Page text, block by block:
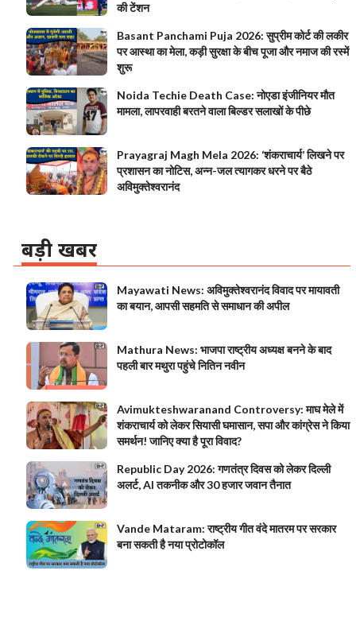
की टेंशन
Basant Panchami Puja 2026: सुप्रीम कोर्ट की लकीर
पर आस्था का मेला, कड़ी सुरक्षा के बीच पूजा और नमाज की रस्में
शुरू
Noida Techie Death Case: नोएडा इंजीनियर मौत
मामला, लापरवाही बरतने वाला बिल्डर सलाखों के पीछे
Prayagraj Magh Mela 2026: ‘शंकराचार्य’ लिखने पर
प्रशासन का नोटिस, अन्न-जल त्यागकर धरने पर बैठे
अविमुक्तेश्वरानंद
बड़ी खबर
Mayawati News: अविमुक्तेश्वरानंद विवाद पर मायावती
का बयान, आपसी सहमति से समाधान की अपील
Mathura News: भाजपा राष्ट्रीय अध्यक्ष बनने के बाद
पहली बार मथुरा पहुंचे नितिन नवीन
Avimukteshwaranand Controversy: माघ मेले में
शंकराचार्य को लेकर सियासी घमासान, सपा और कांग्रेस ने किया
समर्थन! जानिए क्या है पूरा विवाद?
Republic Day 2026: गणतंत्र दिवस को लेकर दिल्ली
अलर्ट, AI तकनीक और 30 हजार जवान तैनात
Vande Mataram: राष्ट्रीय गीत वंदे मातरम पर सरकार
बना सकती है नया प्रोटोकॉल